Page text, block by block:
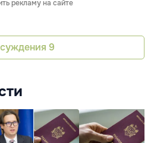
рекламу на сайте
9